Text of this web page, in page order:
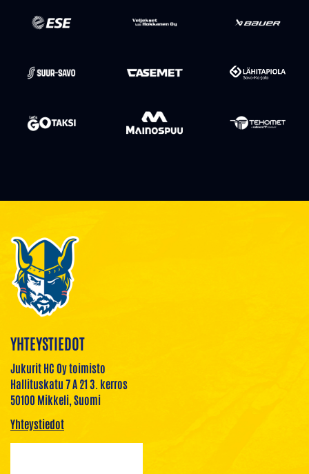
YHTEYSTIEDOT
Jukurit HC Oy toimisto
Hallituskatu 7 A 21 3. kerros
50100 Mikkeli, Suomi
Yhteystiedot